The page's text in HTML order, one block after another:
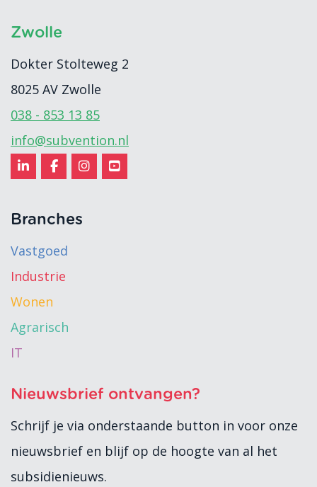
Zwolle
Dokter Stolteweg 2
8025 AV Zwolle
038 - 853 13 85
info@subvention.nl
Branches
Vastgoed
Industrie
Wonen
Agrarisch
IT
Nieuwsbrief ontvangen?
Schrijf je via onderstaande button in voor onze
nieuwsbrief en blijf op de hoogte van al het
subsidienieuws.